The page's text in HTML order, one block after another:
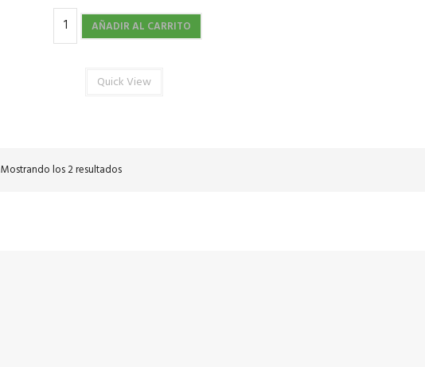
AÑADIR AL CARRITO
Quick View
Mostrando los 2 resultados